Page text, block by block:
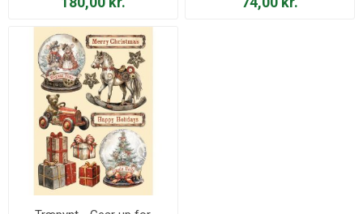
Form - KACMA531